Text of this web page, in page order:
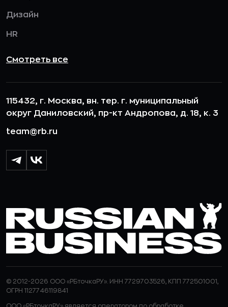
Дизайн
HR
Смотреть все
115432, г. Москва, вн. тер. г. муниципальный
округ Даниловский, пр-кт Андропова, д. 18, к. 3
team@rb.ru
© 2012-2026 ООО «РБточкаРУ». ИНН 7729703526, КПП 772501001,
ОГРН 1127746119841
ООО «РБточкаРУ» является оператором по обработке